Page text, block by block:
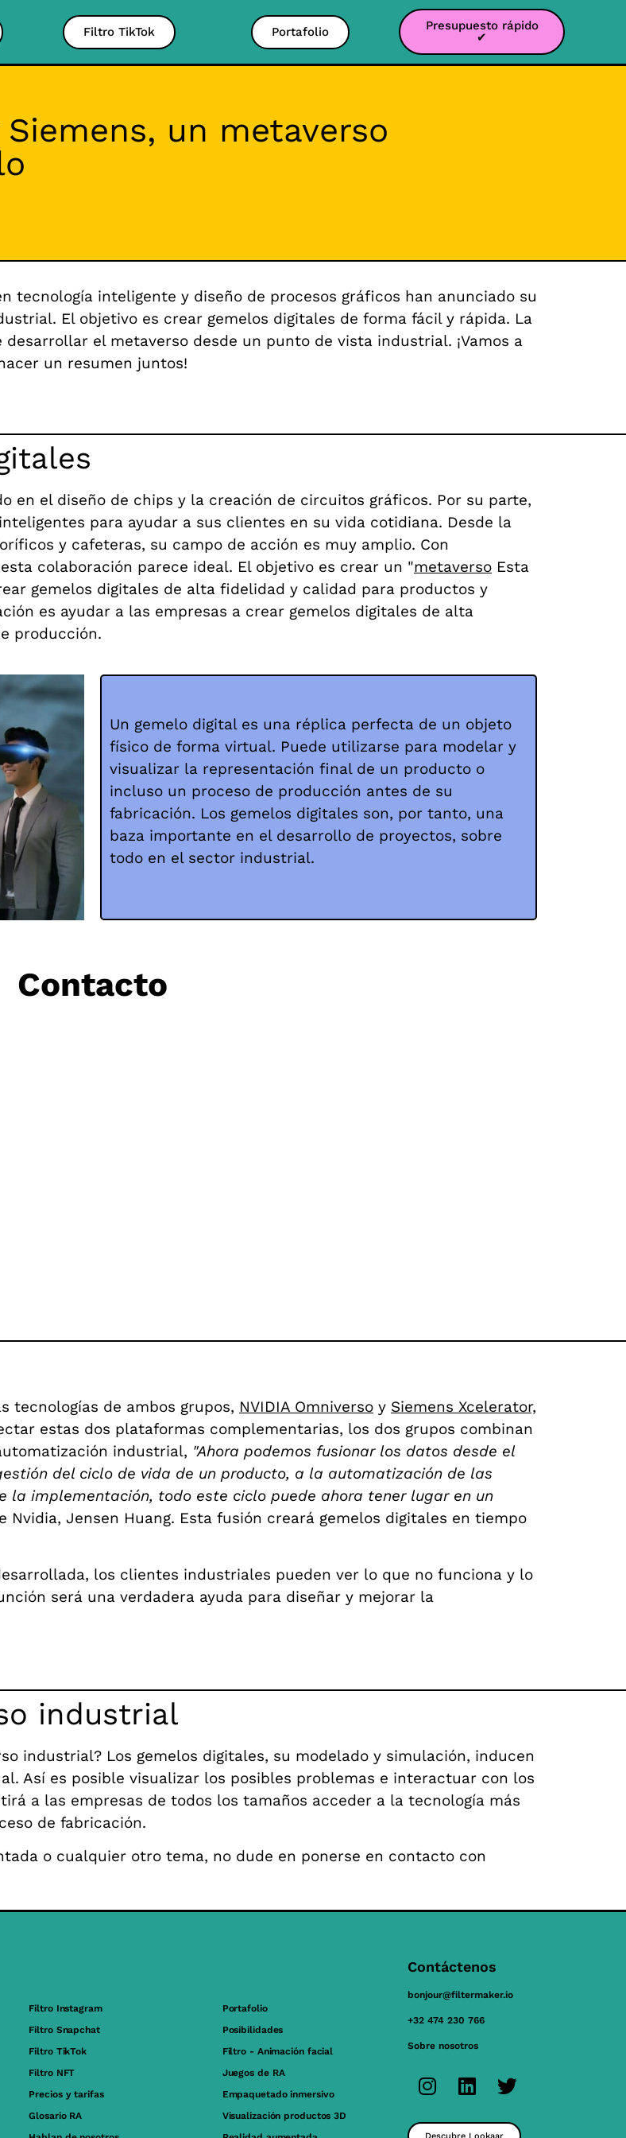
Filtro TikTok Portafolio
Presupuesto rápido
✔
un metaverso
tecnología inteligente y diseño de procesos gráficos han anunciado su
El objetivo es crear gemelos digitales de forma fácil y rápida. La
el metaverso desde un punto de vista industrial. ¡Vamos a
un resumen juntos!
en el diseño de chips y la creación de circuitos gráficos. Por su parte,
para ayudar a sus clientes en su vida cotidiana. Desde la
y cafeteras, su campo de acción es muy amplio. Con
colaboración parece ideal. El objetivo es crear un "metaverso Esta
gemelos digitales de alta fidelidad y calidad para productos y
es ayudar a las empresas a crear gemelos digitales de alta
producción.
Un gemelo digital es una réplica perfecta de un objeto
físico de forma virtual. Puede utilizarse para modelar y
visualizar la representación final de un producto o
incluso un proceso de producción antes de su
fabricación. Los gemelos digitales son, por tanto, una
baza importante en el desarrollo de proyectos, sobre
todo en el sector industrial.
Contacto
tecnologías de ambos grupos, NVIDIA Omniverso y Siemens Xcelerator,
estas dos plataformas complementarias, los dos grupos combinan
industrial, "Ahora podemos fusionar los datos desde el
del ciclo de vida de un producto, a la automatización de las
implementación, todo este ciclo puede ahora tener lugar en un
Nvidia, Jensen Huang. Esta fusión creará gemelos digitales en tiempo
los clientes industriales pueden ver lo que no funciona y lo
será una verdadera ayuda para diseñar y mejorar la
industrial
industrial? Los gemelos digitales, su modelado y simulación, inducen
Así es posible visualizar los posibles problemas e interactuar con los
a las empresas de todos los tamaños acceder a la tecnología más
de fabricación.
o cualquier otro tema, no dude en ponerse en contacto con
Filtro Instagram
Filtro Snapchat
Filtro TikTok
Filtro NFT
Precios y tarifas
Glosario RA
Portafolio
Posibilidades
Filtro - Animación facial
Juegos de RA
Empaquetado inmersivo
Visualización productos 3D
Contáctenos
bonjour@filtermaker.io
+32 474 230 766
Sobre nosotros
Descubre Lookaar